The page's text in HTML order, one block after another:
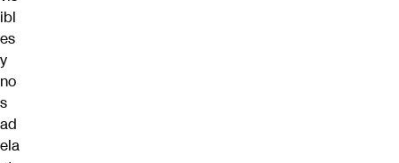
ibl
es
y
no
s
ad
ela